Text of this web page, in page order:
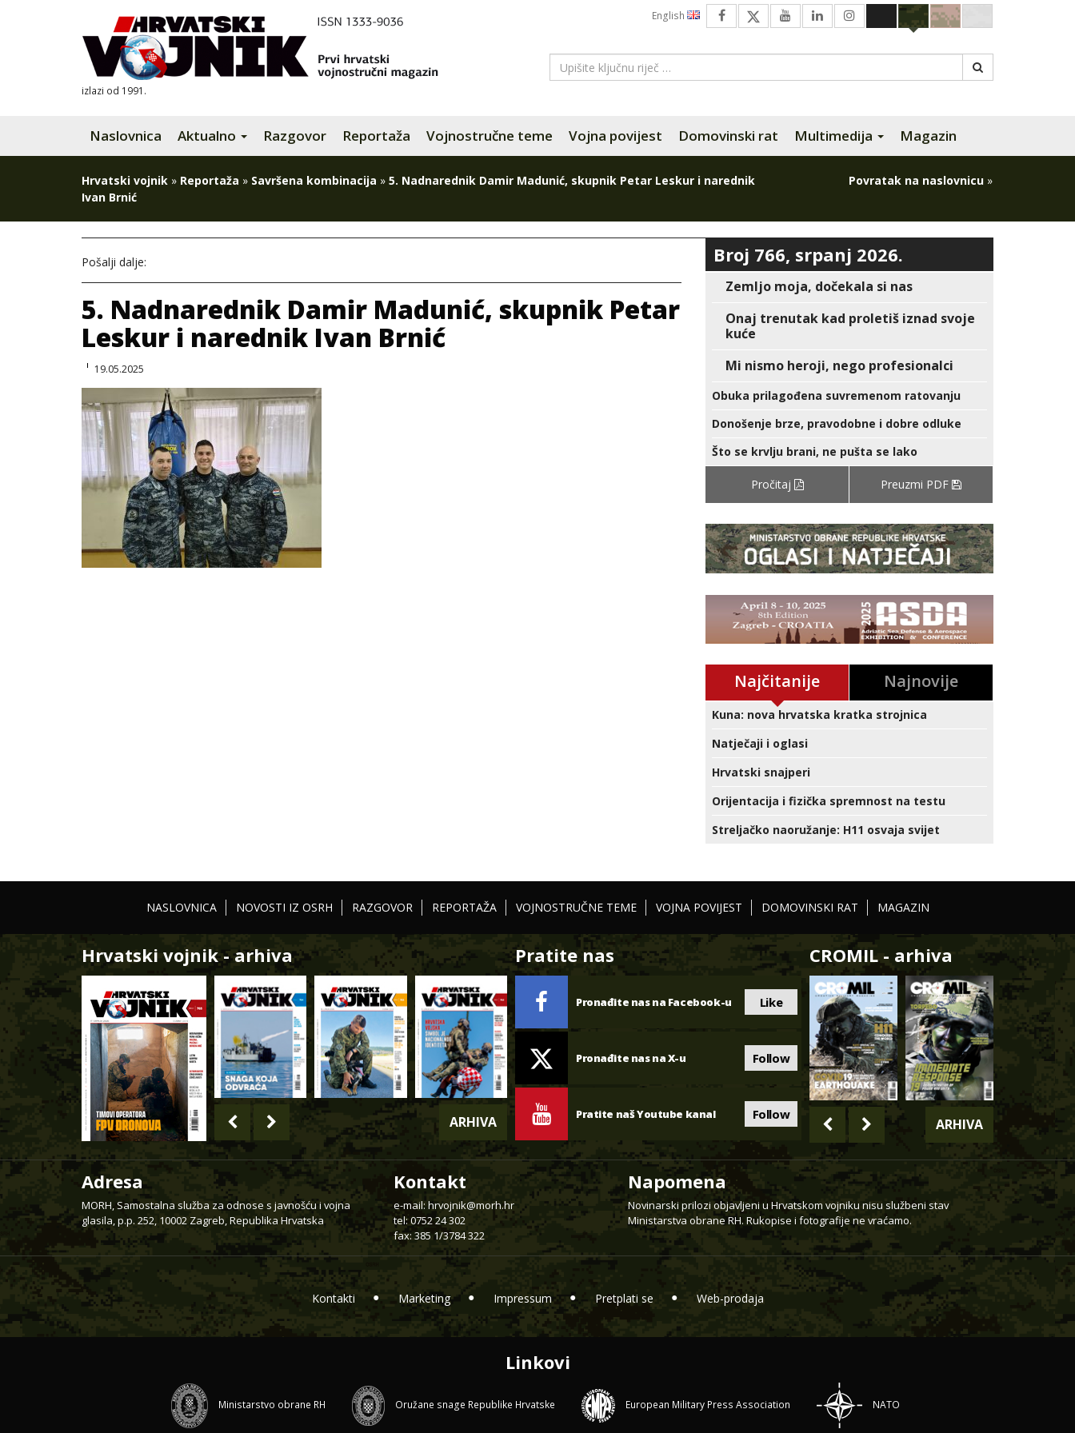
izlazi od 1991.
English
Naslovnica Aktualno Razgovor Reportaža Vojnostručne teme Vojna povijest Domovinski rat Multimedija Magazin
Hrvatski vojnik » Reportaža » Savršena kombinacija » 5. Nadnarednik Damir Madunić, skupnik Petar Leskur i narednik
Ivan Brnić
Povratak na naslovnicu »
Pošalji dalje:
5. Nadnarednik Damir Madunić, skupnik Petar
Leskur i narednik Ivan Brnić
19.05.2025
Broj 766, srpanj 2026.
Zemljo moja, dočekala si nas
Onaj trenutak kad proletiš iznad svoje
kuće
Mi nismo heroji, nego profesionalci
Obuka prilagođena suvremenom ratovanju
Donošenje brze, pravodobne i dobre odluke
Što se krvlju brani, ne pušta se lako
Pročitaj Preuzmi PDF
Najčitanije Najnovije
Kuna: nova hrvatska kratka strojnica
Natječaji i oglasi
Hrvatski snajperi
Orijentacija i fizička spremnost na testu
Streljačko naoružanje: H11 osvaja svijet
NASLOVNICA NOVOSTI IZ OSRH RAZGOVOR REPORTAŽA VOJNOSTRUČNE TEME VOJNA POVIJEST DOMOVINSKI RAT MAGAZIN
Hrvatski vojnik - arhiva
ARHIVA
Pratite nas
Pronađite nas na Facebook-u Like
Pronađite nas na X-u Follow
Pratite naš Youtube kanal Follow
CROMIL - arhiva
ARHIVA
Adresa
MORH, Samostalna služba za odnose s javnošću i vojna
glasila, p.p. 252, 10002 Zagreb, Republika Hrvatska
Kontakt
e-mail: hrvojnik@morh.hr
tel: 0752 24 302
fax: 385 1/3784 322
Napomena
Novinarski prilozi objavljeni u Hrvatskom vojniku nisu službeni stav
Ministarstva obrane RH. Rukopise i fotografije ne vraćamo.
Kontakti Marketing Impressum Pretplati se Web-prodaja
Linkovi
Ministarstvo obrane RH Oružane snage Republike Hrvatske European Military Press Association NATO